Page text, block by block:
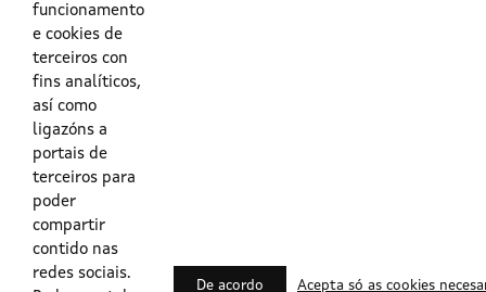
funcionamento
e cookies de
terceiros con
fins analíticos,
así como
ligazóns a
portais de
terceiros para
poder
compartir
contido nas
redes sociais.
De acordo Acepta só as cookies